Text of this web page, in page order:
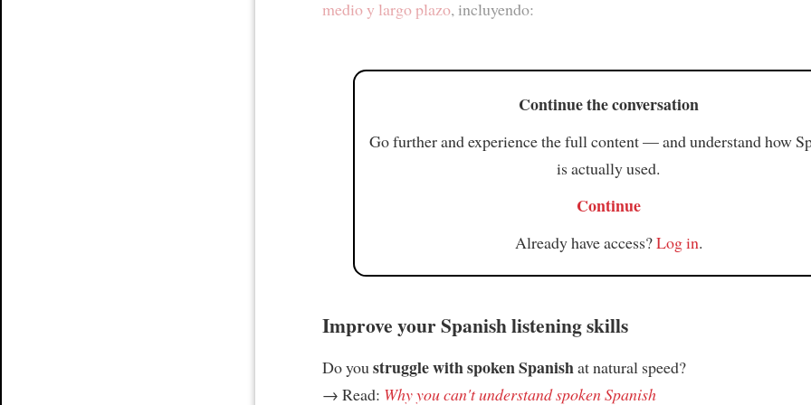
medio y largo plazo, incluyendo:
Continue the conversation
Go further and experience the full content — and understand how
is actually used.
Continue
Already have access?Log in.
Improve your Spanish listening skills
Do youstruggle with spoken Spanishat natural speed?
→ Read: Why you can't understand spoken Spanish